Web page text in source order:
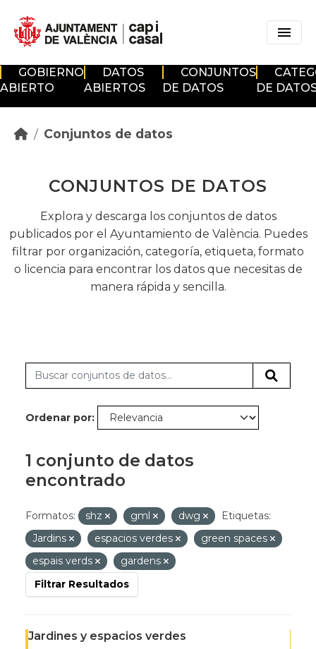
GOBIERNO
ABIERTO
DATOS
ABIERTOS
CONJUNTOS
DE DATOS
DE
Conjuntos de datos
CONJUNTOS DE DATOS
Explora y descarga los conjuntos de datos
publicados por el Ayuntamiento de València. Puedes
filtrar por organización, categoría, etiqueta, formato
o licencia para encontrar los datos que necesitas de
manera rápida y sencilla.
Ordenar por
1 conjunto de datos
encontrado
Formatos: shz gml dwg
Etiquetas:
Jardins
espacios verdes
green spaces
espais verds
gardens
Filtrar Resultados
Jardines y espacios verdes